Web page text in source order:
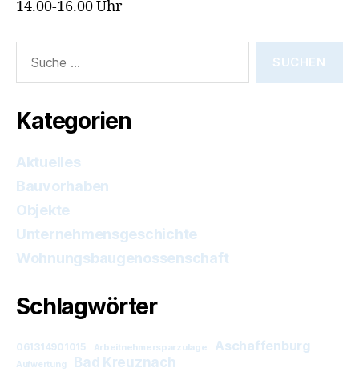
14.00-16.00 Uhr
nach:
Kategorien
Aktuelles
Bauvorhaben
Objekte
Unternehmensgeschichte
Wohnungsbaugenossenschaft
Schlagwörter
061314901015 Arbeitnehmersparzulage Aschaffenburg
Aufwertung Bad Kreuznach